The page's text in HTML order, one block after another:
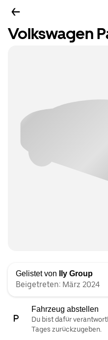
Volkswagen
Gelistet von Ily Group
Beigetreten: März 2024
Fahrzeug abstellen
Du bist dafür
Tages zurückzugeben.